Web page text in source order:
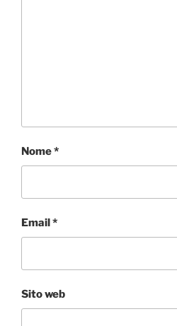
Nome*
Email *
Sito web